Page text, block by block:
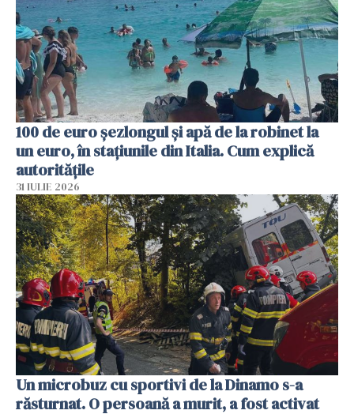
100 de euro șezlongul și apă de la robinet la
un euro, în stațiunile din Italia. Cum explică
autoritățile
31 IULIE 2026
Un microbuz cu sportivi de la Dinamo s-a
răsturnat. O persoană a murit, a fost activat